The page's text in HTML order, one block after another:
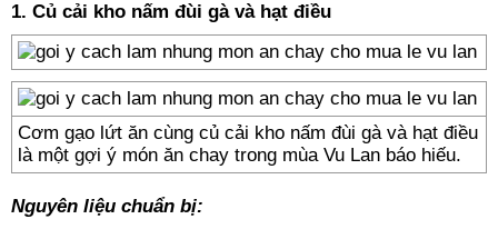
1. Củ cải kho nấm đùi gà và hạt điều
Cơm gạo lứt ăn cùng củ cải kho nấm đùi gà và hạt điều
là một gợi ý món ăn chay trong mùa Vu Lan báo hiếu.
Nguyên liệu chuẩn bị: